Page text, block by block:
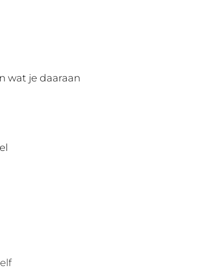
wat je daaraan